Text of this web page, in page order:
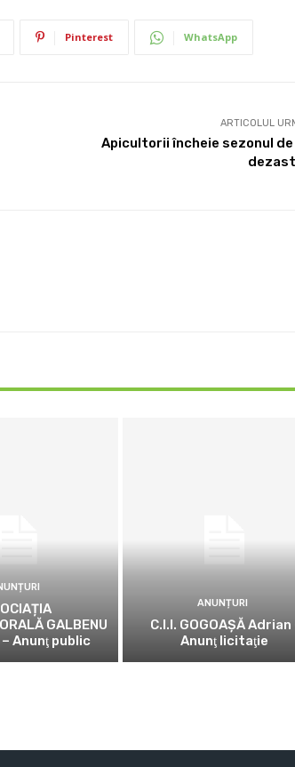
Pinterest WhatsApp
ARTICOLUL
Apicultorii încheie sezonul
GALBENU
– Anunţ public
ANUNȚURI
C.I.I. GOGOAŞĂ Adrian
Anunţ licitaţie